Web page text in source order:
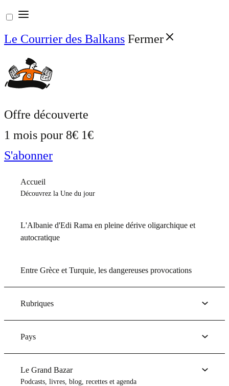
Aller
au
contenu
Le Courrier des Balkans Fermer
Offre découverte
1 mois pour 8€ 1€
S'abonner
Accueil
Découvrez la Une du jour
L'Albanie d'Edi Rama en pleine dérive oligarchique et
autocratique
Entre Grèce et Turquie, les dangereuses provocations
Rubriques
Pays
Le Grand Bazar
Podcasts, livres, blog, recettes et agenda